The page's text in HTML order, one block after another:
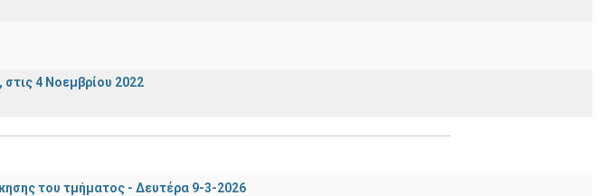
4 Νοεμβρίου 2022
του τμήματος - Δευτέρα 9-3-2026